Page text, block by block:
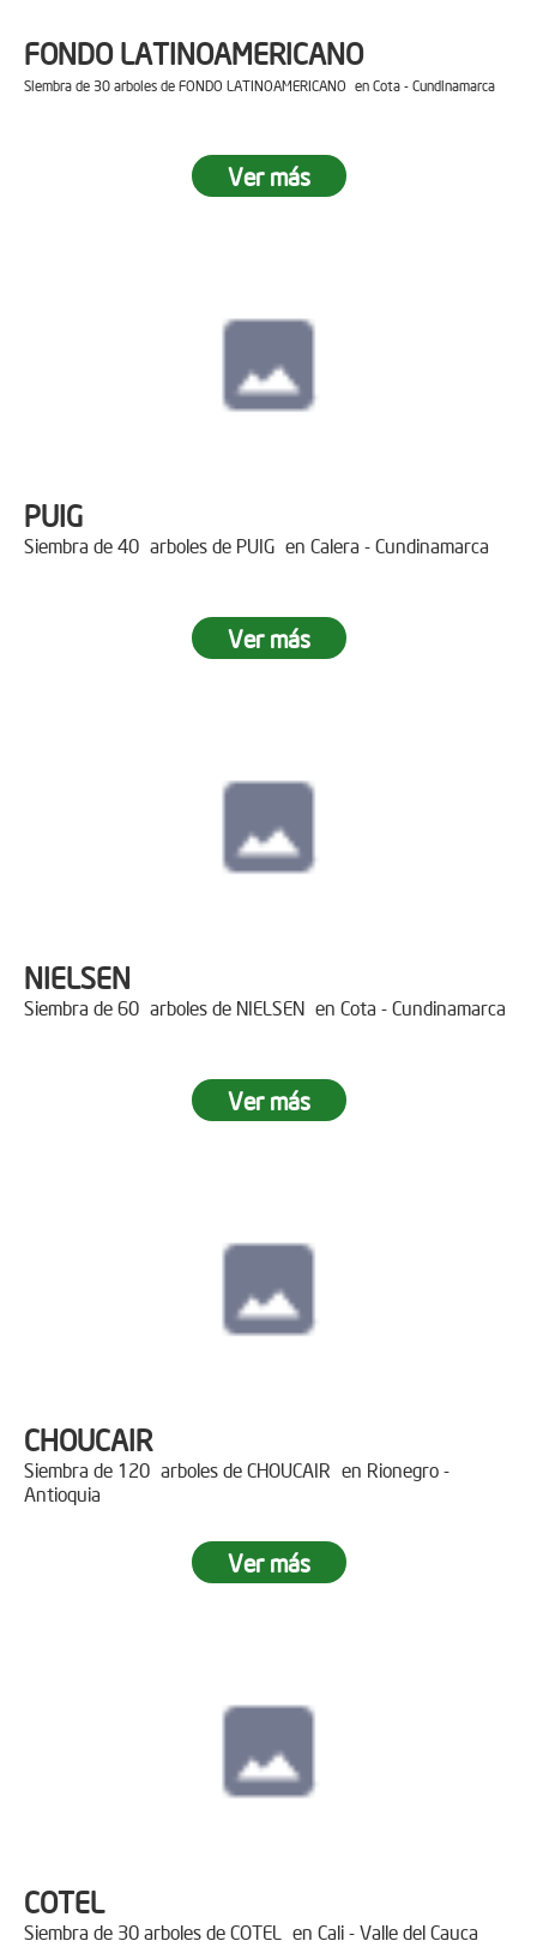
FONDO LATINOAMERICANO
Siembra de 30 arboles de FONDO LATINOAMERICANO en Cota - Cundinamarca
Ver más
PUIG
Siembra de 40 arboles de PUIG en Calera - Cundinamarca
Ver más
NIELSEN
Siembra de 60 arboles de NIELSEN en Cota - Cundinamarca
Ver más
CHOUCAIR
Siembra de 120 arboles de CHOUCAIR en Rionegro -
Antioquia
Ver más
COTEL
Siembra de 30 arboles de COTEL en Cali - Valle del Cauca